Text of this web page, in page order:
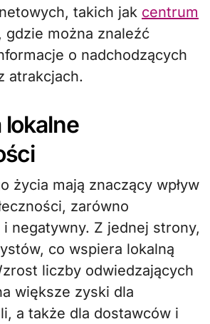
takich jak centrum
, gdzie można znaleźć
o nadchodzących
atrakcjach.
lokalne
życia mają znaczący wpływ
zarówno
negatywny. Z jednej strony,
co wspiera lokalną
liczby odwiedzających
większe zyski dla
a także dla dostawców i